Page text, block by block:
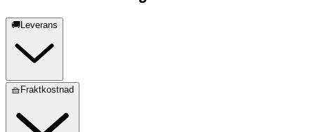
🚚Leverans
🧺Fraktkostnad